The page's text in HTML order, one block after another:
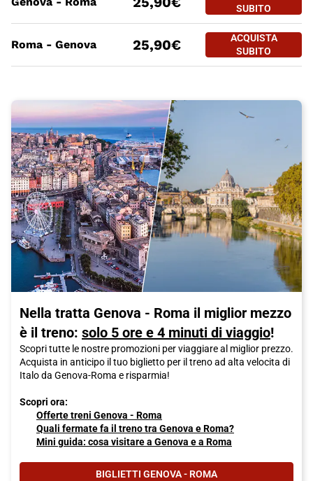
SUBITOGENOVA -
PREZZO BIGLIETTO TRENO
ACQUISTA SUBITO
Roma - Genova 25,90€
ACQUISTA
SUBITO
ROMA -
Nella tratta Genova - Roma il miglior mezzo
è il treno: solo 5 ore e 4 minuti di viaggio!
Scopri tutte le nostre promozioni per viaggiare al miglior prezzo.
Acquista in anticipo il tuo biglietto per il treno ad alta velocita di
Italo da Genova-Roma e risparmia!
Scopri ora:
Offerte treni Genova - Roma
Quali fermate fa il treno tra Genova e Roma?
Mini guida: cosa visitare a Genova e a Roma
BIGLIETTI GENOVA - ROMA